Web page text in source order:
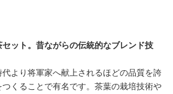
ット。昔ながらの伝統的なブレンド技
より将軍家へ献上されるほどの品質を誇
くることで有名です。茶葉の栽培技術や